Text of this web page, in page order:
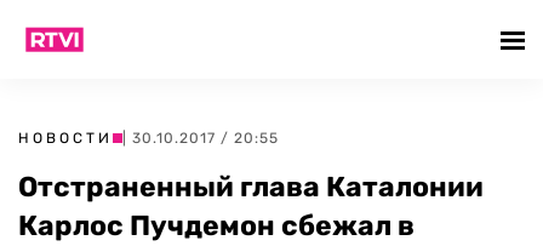
НОВОСТИ | 30.10.2017 / 20:55
Отстраненный глава Каталонии
Карлос Пучдемон сбежал в